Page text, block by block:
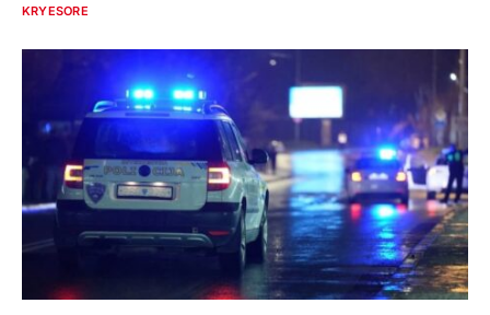
KRYESORE